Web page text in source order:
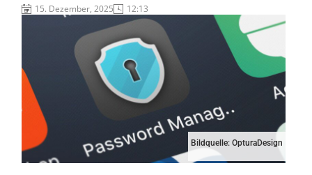
15. Dezember, 2025 12:13
Bildquelle: OpturaDesign